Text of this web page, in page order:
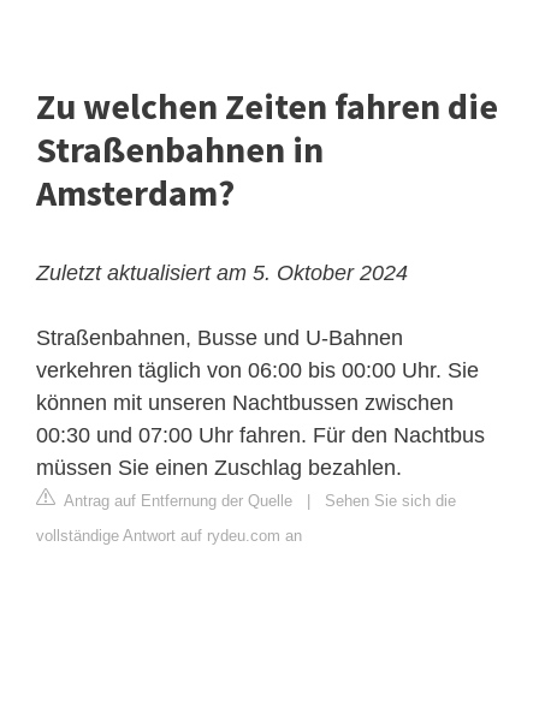
Zu welchen Zeiten fahren die
Straßenbahnen in
Amsterdam?
Zuletzt aktualisiert am 5. Oktober 2024
Straßenbahnen, Busse und U-Bahnen
verkehren täglich von 06:00 bis 00:00 Uhr. Sie
können mit unseren Nachtbussen zwischen
00:30 und 07:00 Uhr fahren. Für den Nachtbus
müssen Sie einen Zuschlag bezahlen.
Antrag auf Entfernung der Quelle
Sehen Sie sich die
vollständige Antwort auf rydeu.com an